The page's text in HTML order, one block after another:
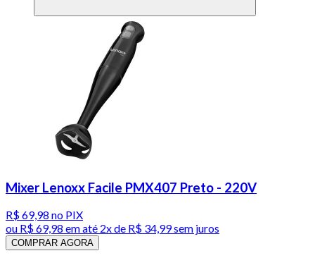
Mixer Lenoxx Facile PMX407 Preto - 220V
R$ 69,98 no PIX
ou R$ 69,98 em até 2x de R$ 34,99 sem juros
COMPRAR AGORA